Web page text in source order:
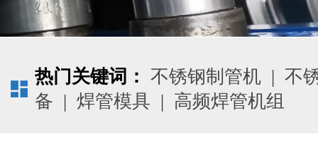
热门关键词： 不锈钢制管机 | 不
备 | 焊管模具 | 高频焊管机组